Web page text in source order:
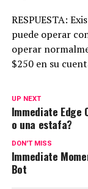
RESPUESTA:
puede operar
operar
$250 en su
UP NEXT
Immediate Edge
o una estafa?
DON'T MISS
Immediate
Bot